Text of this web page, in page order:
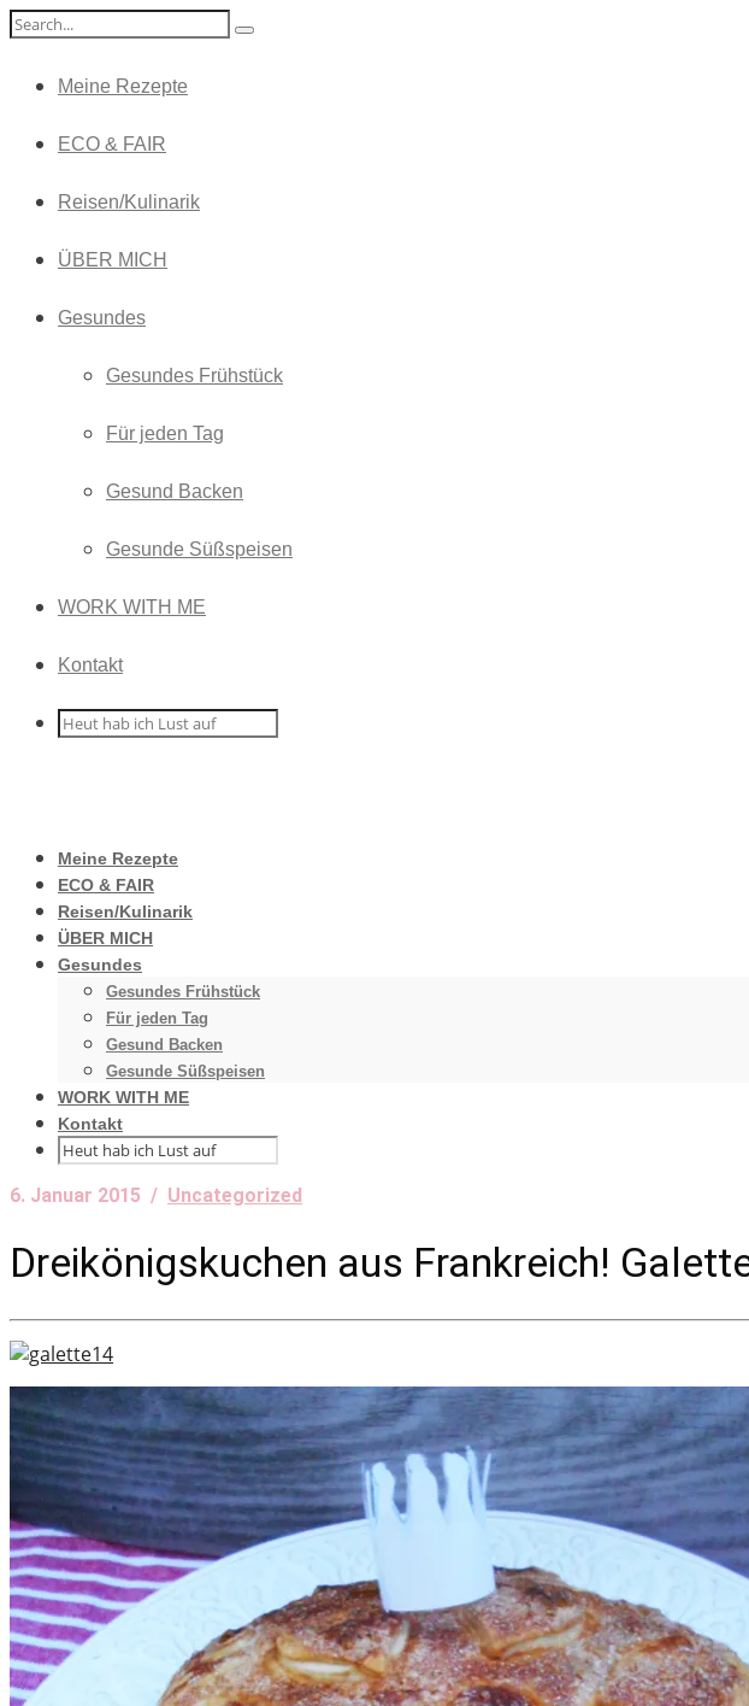
Meine Rezepte
ECO & FAIR
Reisen/Kulinarik
ÜBER MICH
Gesundes
Gesundes Frühstück
Für jeden Tag
Gesund Backen
Gesunde Süßspeisen
WORK WITH ME
Kontakt
Meine Rezepte
ECO & FAIR
Reisen/Kulinarik
ÜBER MICH
Gesundes
Gesundes Frühstück
Für jeden Tag
Gesund Backen
Gesunde Süßspeisen
WORK WITH ME
Kontakt
6. Januar 2015 / Uncategorized
Dreikönigskuchen aus Frankreich!